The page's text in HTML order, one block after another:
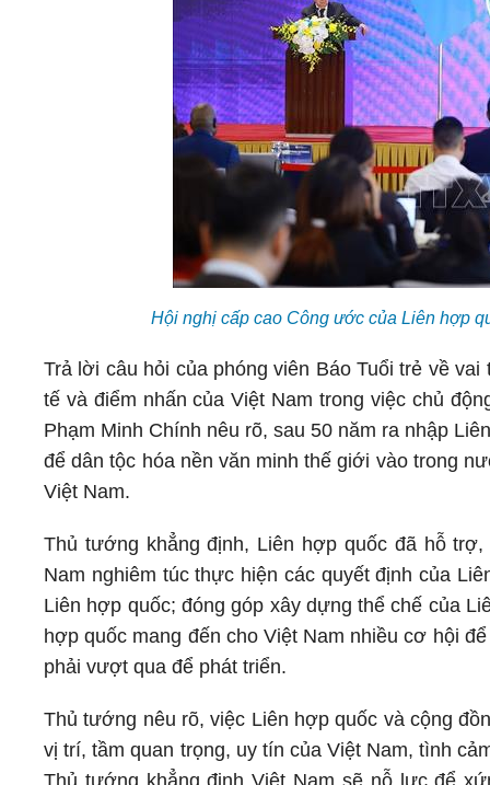
Hội nghị cấp cao Công ước của Liên hợp
Trả lời câu hỏi của phóng viên Báo Tuổi trẻ về
tế và điểm nhấn của Việt Nam trong việc chủ
Phạm Minh Chính nêu rõ, sau 50 năm ra nhập
để dân tộc hóa nền văn minh thế giới vào trong
Việt Nam.
Thủ tướng khẳng định, Liên hợp quốc đã hỗ
Nam nghiêm túc thực hiện các quyết định của
Liên hợp quốc; đóng góp xây dựng thể chế của
hợp quốc mang đến cho Việt Nam nhiều cơ hội
phải vượt qua để phát triển.
Thủ tướng nêu rõ, việc Liên hợp quốc và cộng
vị trí, tầm quan trọng, uy tín của Việt Nam, tình
Thủ tướng khẳng định Việt Nam sẽ nỗ lực để